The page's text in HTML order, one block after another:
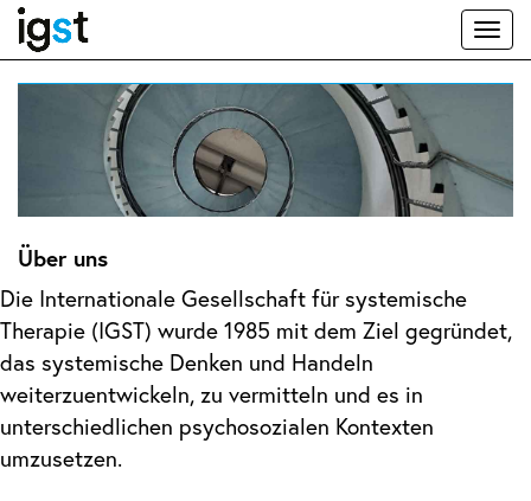
Über uns
Die Internationale Gesellschaft für systemische
Therapie (IGST) wurde 1985 mit dem Ziel gegründet,
das systemische Denken und Handeln
weiterzuentwickeln, zu vermitteln und es in
unterschiedlichen psychosozialen Kontexten
umzusetzen.